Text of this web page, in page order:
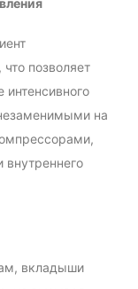
позволяет
интенсивного
на
внутреннего
вкладыши